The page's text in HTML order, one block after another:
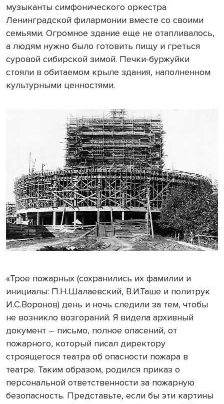
музыканты симфонического оркестра
Ленинградской филармонии вместе со своими
семьями. Огромное здание еще не отапливалось,
а людям нужно было готовить пищу и греться
суровой сибирской зимой. Печки-буржуйки
стояли в обитаемом крыле здания, наполненном
культурными ценностями.
«Трое пожарных (сохранились их фамилии и
инициалы: П.Н.Шалаевский, В.И.Таше и политрук
И.С.Воронов) день и ночь следили за тем, чтобы
не возникло возгораний. Я видела архивный
документ – письмо, полное опасений, от
пожарного, который писал директору
строящегося театра об опасности пожара в
театре. Таким образом, родился приказ о
персональной ответственности за пожарную
безопасность. Представьте, если бы эти картины